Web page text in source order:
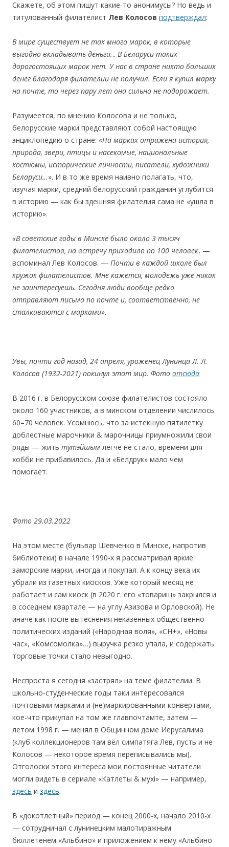
Скажете, об этом пишут какие-то анонимусы? Но ведь и
титулованный филателист Лев Колосов подтверждал:
В мире существует не так много марок, в которые
выгодно вкладывать деньги... В Беларуси таких
дорогостоящих марок нет. У нас в стране никто больших
денег благодаря филателии не получил. Если я купил марку
на почте, то через пару лет она сильно не подорожает.
Разумеетcя, по мнению Колосова и не только,
белорусские марки представляют собой настоящую
энциклопедию о стране: «На марках отражена история,
природа, звери, птицы и насекомые, национальные
костюмы, исторические личности, писатели, художники
Беларуси…». И в то же время наивно полагать, что,
изучая марки, средний белорусский гражданин углубится
в историю — как бы здешняя филателия сама не «ушла в
историю».
«В советские годы в Минске было около 3 тысяч
филателистов, на встречу приходило по 100 человек, —
вспоминал Лев Колосов. — Почти в каждой школе был
кружок филателистов. Мне кажется, молодежь уже никак
не заинтересуешь. Сегодня люди вообще редко
отправляют письма по почте и, соответственно, не
сталкиваются с марками».
Увы, почти год назад, 24 апреля, уроженец Лунинца Л. Л.
Колосов (1932-2021) покинул этот мир. Фото отcюда
В 2016 г. в Белорусском союзе филателистов состояло
около 160 участников, а в минском отделении числилось
60–70 человек. Усомнюсь, что за истекшую пятилетку
доблестные марочники & марочницы приумножили свои
ряды — жить тутэйшым легче не cтало, времени для
хобби не прибавилоcь. Да и «Белдрук» мало чем
помогает.
Фото 29.03.2022
На этом месте (бульвар Шевченко в Минске, напротив
библиотеки) в начале 1990-х я рассматривал яркие
заморские марки, иногда и покупал. А к концу века их
убрали из газетных киосков. Уже который месяц не
работает и сам киоск (в 2020 г. его «товарищ» закрылся и
в соседнем квартале — на углу Азизова и Орловской). Не
иначе как после вытеснения неказённых общественно-
политических изданий («Народная воля», «СН+», «Новы
час», «Комсомолка»…) выручка резко упала, и содержать
торговые точки стало невыгодно.
Неспроста я сегодня «застрял» на теме филателии. В
школьно-студенческие годы таки интересовался
почтовыми марками и (не)маркированными конвертами,
кое-что прикупал на том же главпочтамте, затем —
летом 1998 г. — менял в Общинном доме Иерусалима
(клуб коллекционеров там вёл симпатяга Лев, пусть и не
Колосов — некоторое время переписывались мы).
Отголоски этого интереса мои постоянные читатели
могли видеть в сериале «Катлеты & мухi» — например,
здесь и здесь.
В «докотлетный» период — конец 2000-х, начало 2010-х
— сотрудничал с лунинецким малотиражным
бюллетенем «Альбино» и приложением к нему «Альбино